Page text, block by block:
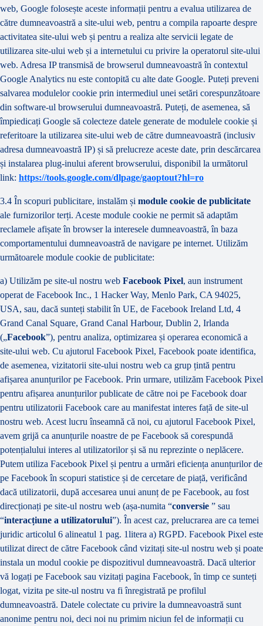
web, Google folosește aceste informații pentru a evalua utilizarea de
către dumneavoastră a site-ului web, pentru a compila rapoarte despre
activitatea site-ului web și pentru a realiza alte servicii legate de
utilizarea site-ului web și a internetului cu privire la operatorul site-ului
web. Adresa IP transmisă de browserul dumneavoastră în contextul
Google Analytics nu este contopită cu alte date Google. Puteți preveni
salvarea modulelor cookie prin intermediul unei setări corespunzătoare
din software-ul browserului dumneavoastră. Puteți, de asemenea, să
împiedicați Google să colecteze datele generate de modulele cookie și
referitoare la utilizarea site-ului web de către dumneavoastră (inclusiv
adresa dumneavoastră IP) și să prelucreze aceste date, prin descărcarea
și instalarea plug-inului aferent browserului, disponibil la următorul
link: https://tools.google.com/dlpage/gaoptout?hl=ro
3.4 În scopuri publicitare, instalăm și module cookie de publicitate
ale furnizorilor terți. Aceste module cookie ne permit să adaptăm
reclamele afișate în browser la interesele dumneavoastră, în baza
comportamentului dumneavoastră de navigare pe internet. Utilizăm
următoarele module cookie de publicitate:
a) Utilizăm pe site-ul nostru web Facebook Pixel, aun instrument
operat de Facebook Inc., 1 Hacker Way, Menlo Park, CA 94025,
USA, sau, dacă sunteți stabilit în UE, de Facebook Ireland Ltd, 4
Grand Canal Square, Grand Canal Harbour, Dublin 2, Irlanda
(„Facebook”), pentru analiza, optimizarea și operarea economică a
site-ului web. Cu ajutorul Facebook Pixel, Facebook poate identifica,
de asemenea, vizitatorii site-ului nostru web ca grup țintă pentru
afișarea anunțurilor pe Facebook. Prin urmare, utilizăm Facebook Pixel
pentru afișarea anunțurilor publicate de către noi pe Facebook doar
pentru utilizatorii Facebook care au manifestat interes față de site-ul
nostru web. Acest lucru înseamnă că noi, cu ajutorul Facebook Pixel,
avem grijă ca anunțurile noastre de pe Facebook să corespundă
potențialului interes al utilizatorilor și să nu reprezinte o neplăcere.
Putem utiliza Facebook Pixel și pentru a urmări eficiența anunțurilor de
pe Facebook în scopuri statistice și de cercetare de piață, verificând
dacă utilizatorii, după accesarea unui anunț de pe Facebook, au fost
direcționați pe site-ul nostru web (așa-numita “conversie ” sau
“interacțiune a utilizatorului”). În acest caz, prelucrarea are ca temei
juridic articolul 6 alineatul 1 pag. 1litera a) RGPD. Facebook Pixel este
utilizat direct de către Facebook când vizitați site-ul nostru web și poate
instala un modul cookie pe dispozitivul dumneavoastră. Dacă ulterior
vă logați pe Facebook sau vizitați pagina Facebook, în timp ce sunteți
logat, vizita pe site-ul nostru va fi înregistrată pe profilul
dumneavoastră. Datele colectate cu privire la dumneavoastră sunt
anonime pentru noi, deci noi nu primim niciun fel de informații cu